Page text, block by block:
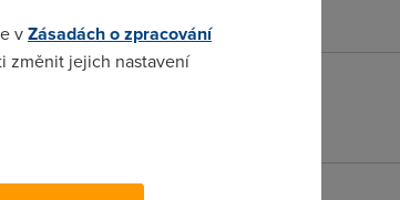
vZásadách o zpracování
změnit jejich nastavení